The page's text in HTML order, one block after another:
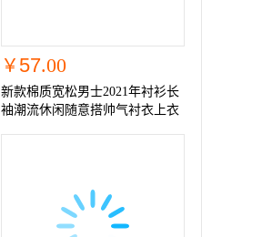
￥ 57.00
新款棉质宽松男士2021年衬衫长
袖潮流休闲随意搭帅气衬衣上衣